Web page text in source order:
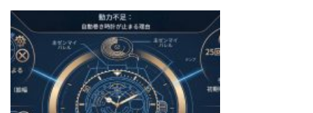
ー
ン
工
場
製
R